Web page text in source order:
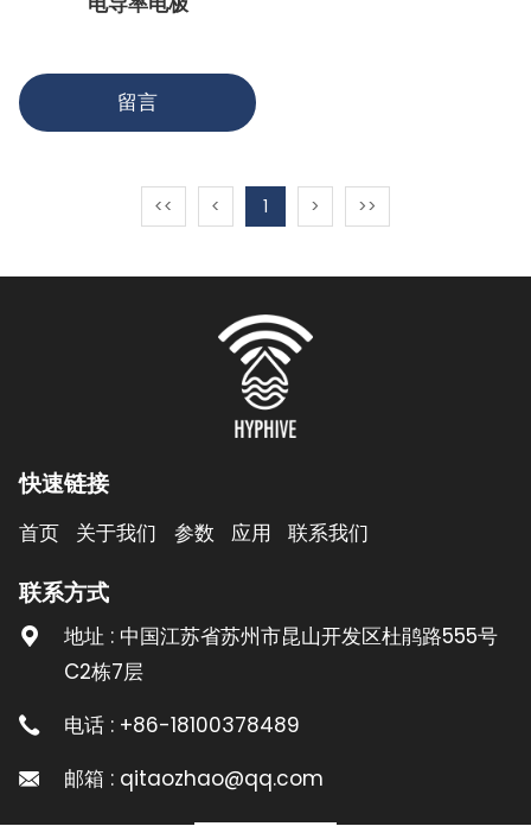
留言
<< < 1 > >>
快速链接
首页 关于我们 参数 应用 联系我们
联系方式
地址 : 中国江苏省苏州市昆山开发区杜鹃路555号
C2栋7层
电话 : +86-18100378489
邮箱 : qitaozhao@qq.com